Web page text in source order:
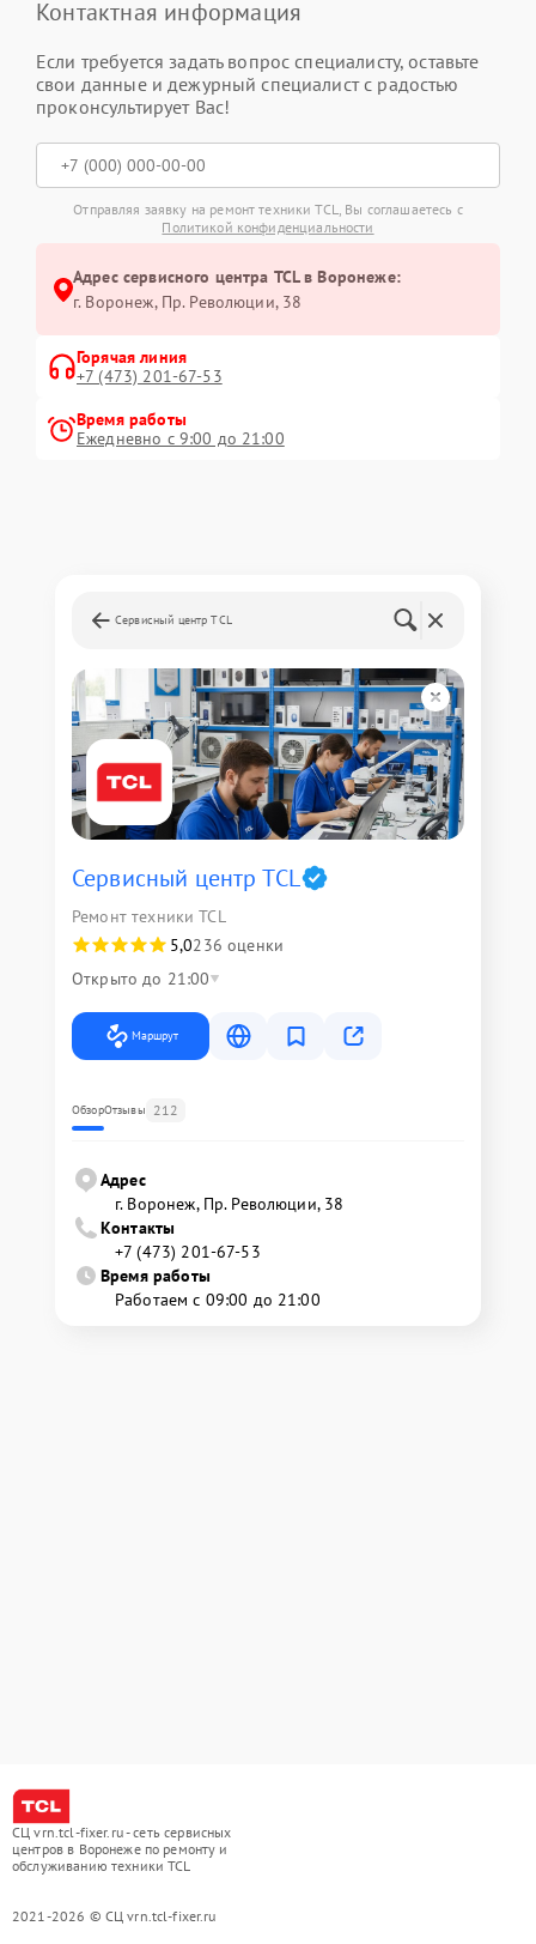
Контактная информация
Если требуется задать вопрос специалисту, оставьте
свои данные и дежурный специалист с радостью
проконсультирует Вас!
Отправляя заявку на ремонт техники TCL, Вы соглашаетесь с
Политикой конфиденциальности
Адрес сервисного центра TCL в Воронеже:
г. Воронеж, Пр. Революции, 38
Горячая линия
+7 (473) 201-67-53
Время работы
Ежедневно с 9:00 до 21:00
Сервисный центр TCL
Сервисный центр TCL
Ремонт техники TCL
5,0236 оценки
Открыто до 21:00
Маршрут
ОбзорОтзывы 212
Адрес
г. Воронеж, Пр. Революции, 38
Контакты
+7 (473) 201-67-53
Время работы
Работаем с 09:00 до 21:00
СЦ vrn.tcl-fixer.ru - сеть сервисных
центров в Воронеже по ремонту и
обслуживанию техники TCL
2021-2026 © СЦ vrn.tcl-fixer.ru